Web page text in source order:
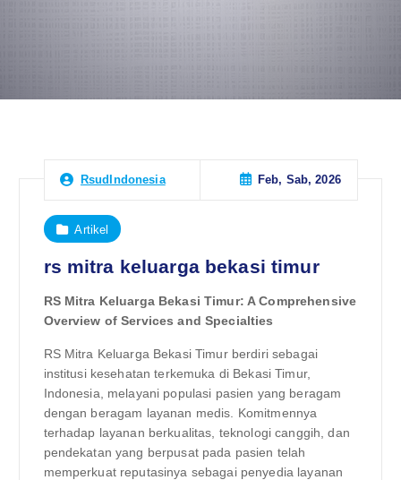
RsudIndonesia Feb, Sab, 2026
Artikel
rs mitra keluarga bekasi timur
RS Mitra Keluarga Bekasi Timur: A Comprehensive
Overview of Services and Specialties
RS Mitra Keluarga Bekasi Timur berdiri sebagai
institusi kesehatan terkemuka di Bekasi Timur,
Indonesia, melayani populasi pasien yang beragam
dengan beragam layanan medis. Komitmennya
terhadap layanan berkualitas, teknologi canggih, dan
pendekatan yang berpusat pada pasien telah
memperkuat reputasinya sebagai penyedia layanan